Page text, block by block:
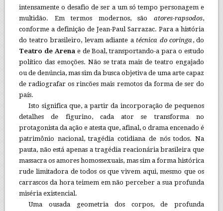
intensamente o desafio de ser a um só tempo personagem e
multidão. Em termos modernos, sãoatores-rapsodos,
conforme a definição de Jean-Paul Sarrazac. Para a história
do teatro brasileiro, levam adiante a técnica do coringa, do
Teatro de Arenae de Boal, transportando-a para o estudo
político das emoções. Não se trata mais de teatro engajado
ou de denúncia, mas sim da busca objetiva de uma arte capaz
de radiografar os rincões mais remotos da forma de ser do
país.
Isto significa que, a partir da incorporação de pequenos
detalhes de figurino, cada ator se transforma no
protagonista da ação e atesta que, afinal, o drama encenado é
patrimônio nacional, tragédia cotidiana de nós todos. Na
pauta, não está apenas a tragédia reacionária brasileira que
massacra os amores homossexuais, mas sim a forma histórica
rude limitadora de todos os que vivem aqui, mesmo que os
carrascos da hora teimem em não perceber a sua profunda
miséria existencial.
Uma ousada geometria dos corpos, de profunda